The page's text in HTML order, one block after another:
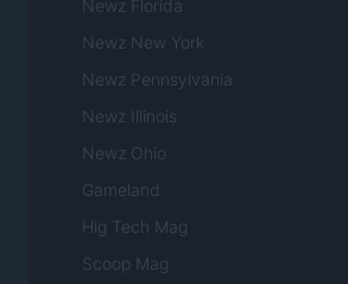
Newz Florida
Newz New York
Newz Pennsylvania
Newz Illinois
Newz Ohio
Gameland
Hig Tech Mag
Scoop Mag